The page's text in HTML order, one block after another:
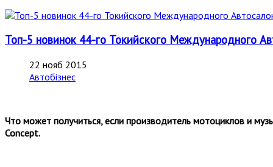
Топ-5 новинок 44-го Токийского Международного
22 нояб 2015
Автобізнес
Что может получиться, если производитель мотоциклов и
Concept.